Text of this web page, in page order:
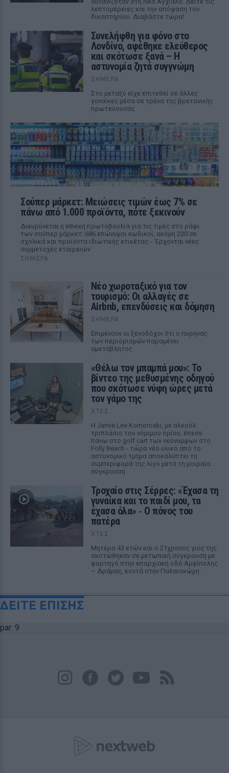
λεπτομέρειες και την απόφαση του
δικαστηρίου. Διαβάστε τώρα!
Συνελήφθη για φόνο στο
Λονδίνο, αφέθηκε ελεύθερος
και σκότωσε ξανά – Η
αστυνομία ζητά συγγνώμη
ΣΉΜΕΡΑ
Στο μεταξύ είχε επιτεθεί σε άλλες
γυναίκες μέσα σε τρένα της βρετανικής
πρωτεύουσας
Σούπερ μάρκετ: Μειώσεις τιμών έως 7% σε
πάνω από 1.000 προϊόντα, πότε ξεκινούν
Διευρύνεται η εθνική πρωτοβουλία για τις τιμές στο ράφι
των σούπερ μάρκετ: 686 επώνυμοι κωδικοί, ακόμη 230 σε
σχολικά και προϊόντα ιδιωτικής ετικέτας - Έρχονται νέες
συμμετοχές εταιρειών
ΣΉΜΕΡΑ
Νέο χωροταξικό για τον
τουρισμό: Οι αλλαγές σε
Airbnb, επενδύσεις και δόμηση
ΣΉΜΕΡΑ
Επιμένουν οι ξενοδόχοι ότι ο πυρήνας
των περιορισμών παραμένει
αμετάβλητος
«Θέλω τον μπαμπά μου»: Το
βίντεο της μεθυσμένης οδηγού
που σκότωσε νύφη ώρες μετά
τον γάμο της
ΧΤΕΣ
Η Jamie Lee Komoroski, με αλκοόλ
τριπλάσιο του νόμιμου ορίου, έπεσε
πάνω στο golf cart των νεόνυμφων στο
Folly Beach - τώρα νέο υλικό από το
αστυνομικό τμήμα αποκαλύπτει τη
συμπεριφορά της λίγο μετά τη μοιραία
σύγκρουση
Τροχαίο στις Σέρρες: «Έχασα τη
γυναίκα και το παιδί μου, τα
έχασα όλα» ‑ Ο πόνος του
πατέρα
ΧΤΕΣ
Μητέρα 43 ετών και ο 21χρονος γιος της
σκοτώθηκαν σε μετωπική σύγκρουση με
φορτηγό στην επαρχιακή οδό Αμφίπολης
– Δράμας, κοντά στην Παλαιοκώμη.
ΔΕΙΤΕ ΕΠΙΣΗΣ
par: 9